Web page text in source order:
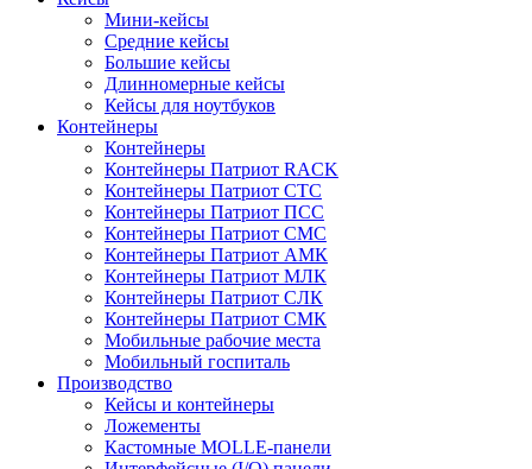
Мини-кейсы
Средние кейсы
Большие кейсы
Длинномерные кейсы
Кейсы для ноутбуков
Контейнеры
Контейнеры
Контейнеры Патриот RACK
Контейнеры Патриот СТС
Контейнеры Патриот ПСС
Контейнеры Патриот СМС
Контейнеры Патриот АМК
Контейнеры Патриот МЛК
Контейнеры Патриот СЛК
Контейнеры Патриот СМК
Мобильные рабочие места
Мобильный госпиталь
Производство
Кейсы и контейнеры
Ложементы
Кастомные MOLLE-панели